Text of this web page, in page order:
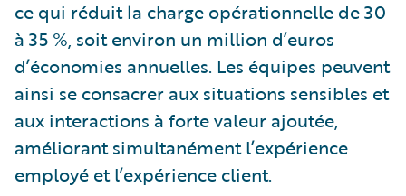
ce qui réduit la charge opérationnelle de 30
à 35 %, soit environ un million d’euros
d’économies annuelles. Les équipes peuvent
ainsi se consacrer aux situations sensibles et
aux interactions à forte valeur ajoutée,
améliorant simultanément l’expérience
employé et l’expérience client.